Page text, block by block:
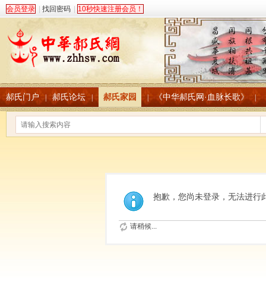
会员登录 找回密码 10秒快速注册会员！
郝氏门户 | 郝氏论坛 | 郝氏家园 《中华郝氏网·血脉长歌》
抱歉，您尚未登录，无法进行
请稍候...